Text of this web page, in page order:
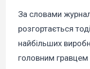
За словами
розгортається
найбільших
головним гравцем